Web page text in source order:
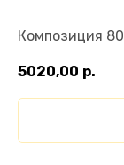
Композиция 80
5020,00 р.